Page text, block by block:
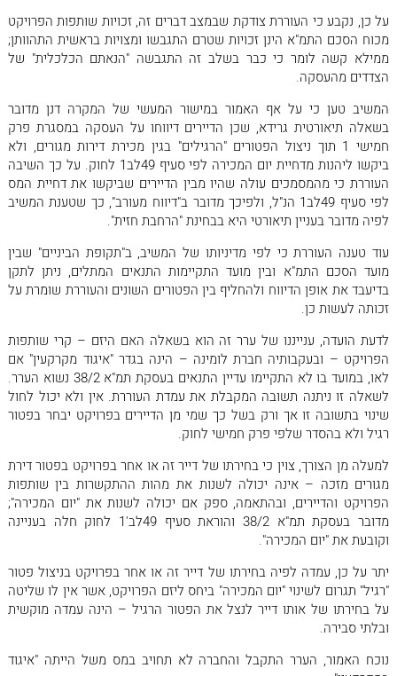
על כן, נקבע כי העוררת צודקת שבמצב דברים זה, זכויות שותפות הפרויקט
מכוח הסכם התמ"א הינן זכויות שטרם התגבשו ומצויות בראשית התהוותן;
ממילא קשה לומר כי כבר בשלב זה התגבשה "הנאתם הכלכלית" של
הצדדים מהעסקה.
המשיב טען כי על אף האמור במישור המעשי של המקרה דנן מדובר
בשאלה תיאורטית גרידא, שכן הדיירים דיווחו על העסקה במסגרת פרק
חמישי 1 תוך ניצול הפטורים "הרגילים" בגין מכירת דירות מגורים, ולא
ביקשו ליהנות מדחיית יום המכירה לפי סעיף 49לב1 לחוק. על כך השיבה
העוררת כי מהמסמכים עולה שהיו מבין הדיירים שביקשו את דחיית המס
לפי סעיף 49לב1 הנ"ל, ולפיכך מדובר ב"דיווח מעורב", כך שטענת המשיב
לפיה מדובר בעניין תיאורטי היא בבחינת "הרחבת חזית".
עוד טענה העוררת כי לפי מדיניותו של המשיב, ב"תקופת הביניים" שבין
מועד הסכם התמ"א ובין מועד התקיימות התנאים המתלים, ניתן לתקן
בדיעבד את אופן הדיווח ולהחליף בין הפטורים השונים והעוררת שומרת על
זכותה לעשות כן.
לדעת הועדה, ענייננו של ערר זה הוא בשאלה האם היזם – קרי שותפות
הפרויקט – ובעקבותיה חברת לומינה – הינה בגדר "איגוד מקרקעין" אם
לאו, במועד בו לא התקיימו עדיין התנאים בעסקת תמ"א 38/2 נשוא הערר.
לשאלה זו ניתנה תשובה המקבלת את עמדת העוררת. אין ולא יכול לחול
שינוי בתשובה זו אך ורק בשל כך שמי מן הדיירים בפרויקט יבחר בפטור
רגיל ולא בהסדר שלפי פרק חמישי לחוק.
למעלה מן הצורך, צוין כי בחירתו של דייר זה או אחר בפרויקט בפטור דירת
מגורים מזכה – אינה יכולה לשנות את מהות ההתקשרות בין שותפות
הפרויקט והדיירים, ובהתאמה, ספק אם יכולה לשנות את "יום המכירה";
מדובר בעסקת תמ"א 38/2 והוראת סעיף 49לב'1 לחוק חלה בעניינה
וקובעת את "יום המכירה".
יתר על כן, עמדה לפיה בחירתו של דייר זה או אחר בפרויקט בניצול פטור
"רגיל" תגרום לשינוי "יום המכירה" ביחס ליזם הפרויקט, אשר אין לו שליטה
על בחירתו של אותו דייר לנצל את הפטור הרגיל – הינה עמדה מוקשית
ובלתי סבירה.
נוכח האמור, הערר התקבל והחברה לא תחויב במס משל הייתה "איגוד